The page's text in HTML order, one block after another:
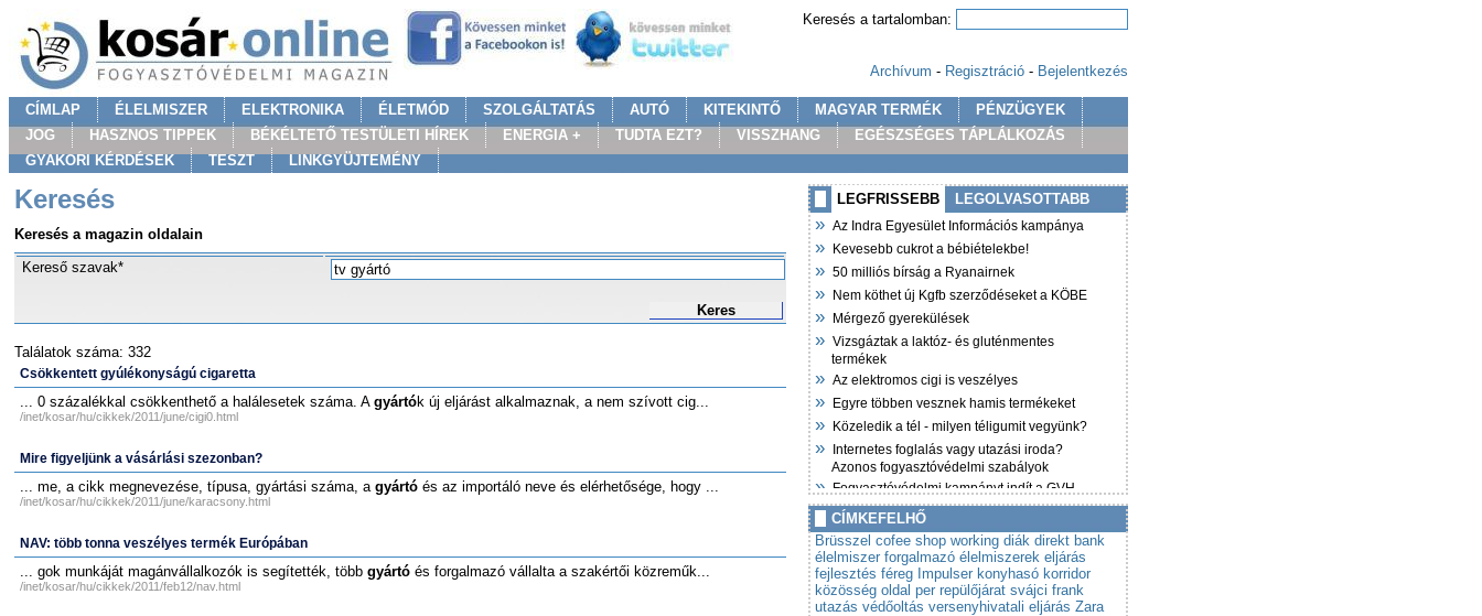
Keresés a tartalomban:
Archívum - Regisztráció - Bejelentkezés
CÍMLAP ÉLELMISZER ELEKTRONIKA ÉLETMÓD SZOLGÁLTATÁS AUTÓ KITEKINTŐ MAGYAR TERMÉK
PÉNZÜGYEK
JOG
HASZNOS TIPPEK BÉKÉLTETŐ TESTÜLETI HÍREK ENERGIA + TUDTA EZT? VISSZHANG
EGÉSZSÉGES TÁPLÁLKOZÁS
GYAKORI KÉRDÉSEK
TESZT LINKGYÜJTEMÉNY
Keresés
Keresés a magazin oldalain
Kereső szavak*
Keres
Találatok száma: 332
Csökkentett gyúlékonyságú cigaretta
... 0 százalékkal csökkenthető a halálesetek száma. A gyártók új eljárást alkalmaznak, a nem szívott cig...
/inet/kosar/hu/cikkek/2011/june/cigi0.html
Mire figyeljünk a vásárlási szezonban?
... me, a cikk megnevezése, típusa, gyártási száma, a gyártó és az importáló neve és elérhetősége, hogy ...
/inet/kosar/hu/cikkek/2011/june/karacsony.html
NAV: több tonna veszélyes termék Európában
... gok munkáját magánvállalkozók is segítették, több gyártó és forgalmazó vállalta a szakértői közreműk...
/inet/kosar/hu/cikkek/2011/feb12/nav.html
LEGFRISSEBB LEGOLVASOTTABB
» Az Indra Egyesület Információs kampánya
» Kevesebb cukrot a bébiételekbe!
» 50 milliós bírság a Ryanairnek
» Nem köthet új Kgfb szerződéseket a KÖBE
» Mérgező gyerekülések
» Vizsgáztak a laktóz- és gluténmentes
termékek
» Az elektromos cigi is veszélyes
» Egyre többen vesznek hamis termékeket
» Közeledik a tél - milyen téligumit vegyünk?
»
Internetes foglalás vagy utazási iroda?
Azonos fogyasztóvédelmi szabályok
» Fogyasztóvédelmi kampányt indít a GVH
» Autót venne? Lebuktathatja a csalókat!
» Tovább szigorodnak az árubemutatókra
vonatkozó szabályok
CÍMKEFELHŐ
Brüsszel cofee shop working diák direkt bank
élelmiszer forgalmazó élelmiszerek eljárás
fejlesztés féreg Impulser konyhasó korridor
közösség oldal per repülőjárat svájci frank
utazás védőoltás versenyhivatali eljárás Zara